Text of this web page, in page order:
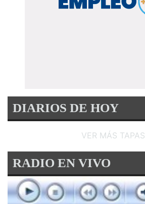
DIARIOS DE HOY
VER MÁS TAPAS
RADIO EN VIVO